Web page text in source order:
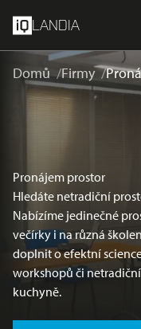
LANDIA
Domů Firmy
Pronájem prostor
Hledáte netradiční
Nabízíme jedinečné
večírky i na různá
doplnit o efektní
workshopů či
kuchyně.